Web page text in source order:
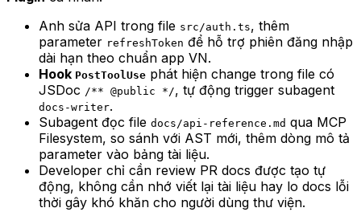
Anh sửa API trong file src/auth.ts, thêm
parameter refreshToken để hỗ trợ phiên đăng nhập
dài hạn theo chuẩn app VN.
Hook PostToolUse phát hiện change trong file có
JSDoc /** @public */, tự động trigger subagent
docs-writer.
Subagent đọc file docs/api-reference.md qua MCP
Filesystem, so sánh với AST mới, thêm dòng mô tả
parameter vào bảng tài liệu.
Developer chỉ cần review PR docs được tạo tự
động, không cần nhớ viết lại tài liệu hay lo docs lỗi
thời gây khó khăn cho người dùng thư viện.